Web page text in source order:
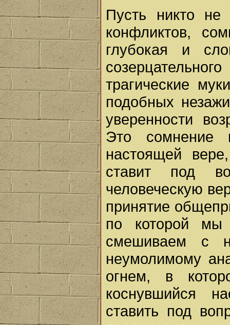
Пусть никто не
конфликтов,
глубокая и
трагические
подобных
уверенности
Это сомнение
настоящей
ставит под
человеческую
принятие
по которой мы
смешиваем с
неумолимому
огнем, в
коснувшийся
ставить под